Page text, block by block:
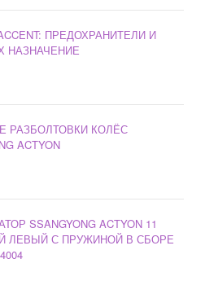
ПРЕДОХРАНИТЕЛИ И
НАЗНАЧЕНИЕ
РАЗБОЛТОВКИ КОЛЁС
ACTYON
SSANGYONG ACTYON 11
ЛЕВЫЙ С ПРУЖИНОЙ В СБОРЕ